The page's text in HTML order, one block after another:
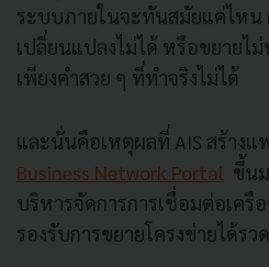
ระบบภายในจะทันสมัยแค่ไหน
เปลี่ยนแปลงไม่ได้ หรือขยายไ
เพียงคำสวย ๆ ที่ทำจริงไม่ได้
และนั่นคือเหตุผลที่ AIS สร้าง
Business Network Portal ขึ้น
บริหารจัดการการเชื่อมต่อเครื
รองรับการขยายโครงข่ายได้ร